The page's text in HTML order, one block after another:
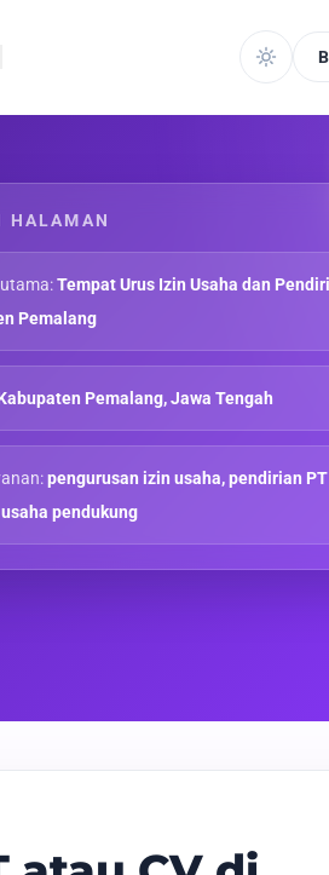
HALAMAN
Tempat Urus Izin Usaha dan
Pemalang
Pemalang, Jawa Tengah
pengurusan izin usaha, pendirian PT
pendukung